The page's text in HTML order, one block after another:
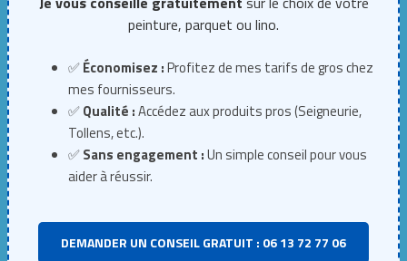
peinture, parquet ou lino.
✅Économisez :Profitez de mes tarifs de gros chez
mes fournisseurs.
✅Qualité :Accédez aux produits pros (Seigneurie,
Tollens, etc.).
✅Sans engagement :Un simple conseil pour vous
aider à réussir.
DEMANDER UN CONSEIL GRATUIT : 06 13 72 77 06